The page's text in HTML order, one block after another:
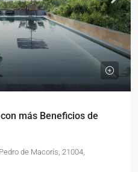
más Beneficios de
de Macorís, 21004,